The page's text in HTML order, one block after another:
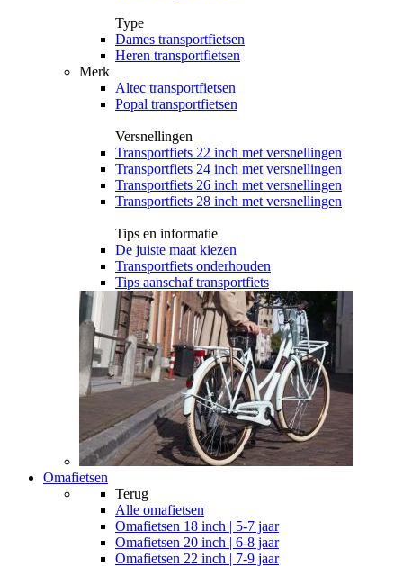
Type
Dames transportfietsen
Heren transportfietsen
Merk
Altec transportfietsen
Popal transportfietsen
Versnellingen
Transportfiets 22 inch met versnellingen
Transportfiets 24 inch met versnellingen
Transportfiets 26 inch met versnellingen
Transportfiets 28 inch met versnellingen
Tips en informatie
De juiste maat kiezen
Transportfiets onderhouden
Tips aanschaf transportfiets
Omafietsen
Terug
Alle omafietsen
Omafietsen 18 inch | 5-7 jaar
Omafietsen 20 inch | 6-8 jaar
Omafietsen 22 inch | 7-9 jaar